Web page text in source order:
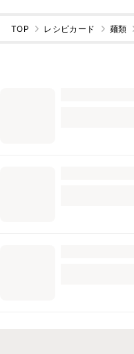
TOP レシピカード 麺類